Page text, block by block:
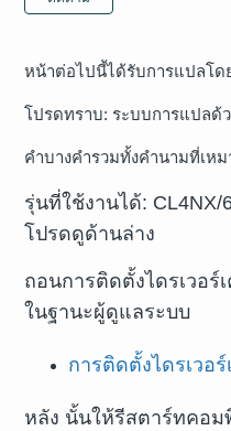
หน้าต่อไปนี้ได้รับการแปลโด
โปรดทราบ: ระบบการแปลด้
คำบางคำรวมทั้งคำนามที่เห
รุ่นที่ใช้งานได้: CL4NX/
โปรดดูด้านล่าง
ถอนการติดตั้งไดรเวอ
ในฐานะผู้ดูแลระบบ
การติดตั้งไดรเวอ
หลัง นั้นให้รีสตาร์ทคอม